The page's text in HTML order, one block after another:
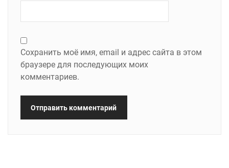
Сохранить моё имя, email и адрес сайта в этом
браузере для последующих моих
комментариев.